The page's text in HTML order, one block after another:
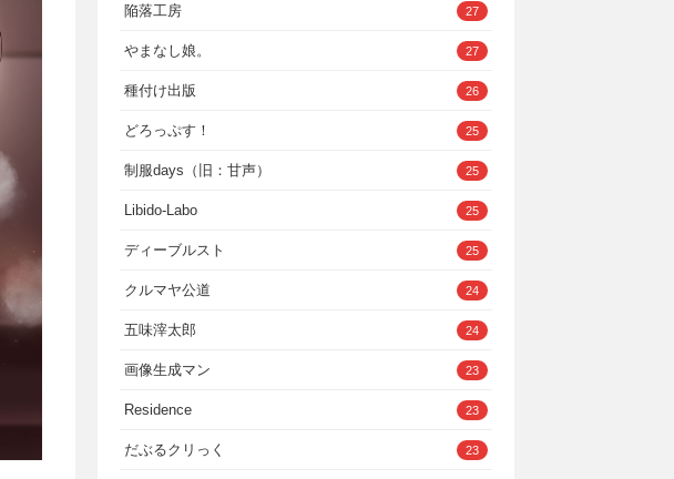
陥落工房 27
やまなし娘。 27
種付け出版 26
どろっぷす！ 25
制服days（旧：甘声） 25
Libido-Labo 25
ディーブルスト 25
クルマヤ公道 24
五味滓太郎 24
画像生成マン 23
Residence 23
だぶるクリっく 23